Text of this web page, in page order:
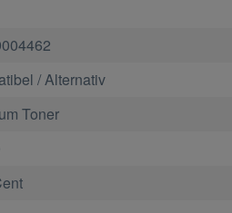
/ Alternativ
Toner